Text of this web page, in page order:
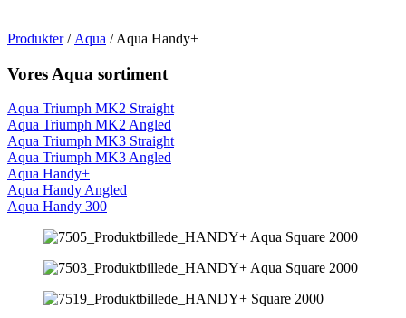
Produkter/ Aqua / Aqua Handy+
Vores Aqua sortiment
Aqua Triumph MK2 Straight
Aqua Triumph MK2 Angled
Aqua Triumph MK3 Straight
Aqua Triumph MK3 Angled
Aqua Handy+
Aqua Handy Angled
Aqua Handy 300